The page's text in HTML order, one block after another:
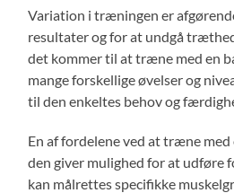
Variation i træningen er
resultater og for at undgå
det kommer til at træne med en
mange forskellige øvelser og
til den enkeltes behov og
En af fordelene ved at træne med
den giver mulighed for at udføre
kan målrettes specifikke